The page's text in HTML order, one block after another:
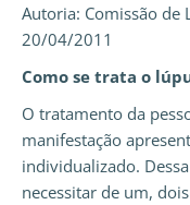
Autoria: Comissão de
20/04/2011
Como se trata o
O tratamento da
manifestação
individualizado.
necessitar de um,